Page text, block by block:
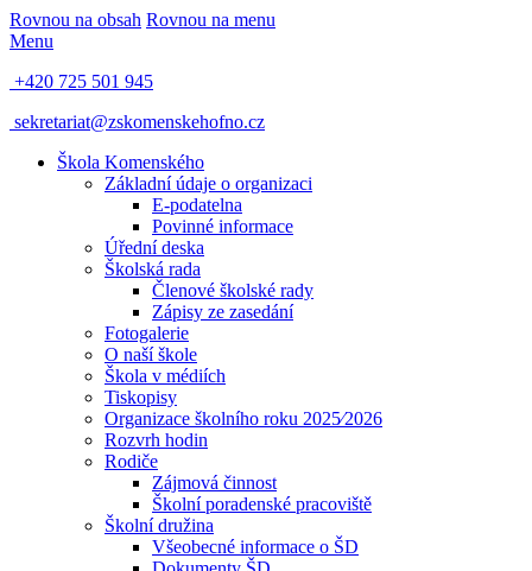
Rovnou na obsah Rovnou na menu
Menu
+420 725 501 945
sekretariat@zskomenskehofno.cz
Škola Komenského
Základní údaje o organizaci
E-podatelna
Povinné informace
Úřední deska
Školská rada
Členové školské rady
Zápisy ze zasedání
Fotogalerie
O naší škole
Škola v médiích
Tiskopisy
Organizace školního roku 2025⁄2026
Rozvrh hodin
Rodiče
Zájmová činnost
Školní poradenské pracoviště
Školní družina
Všeobecné informace o ŠD